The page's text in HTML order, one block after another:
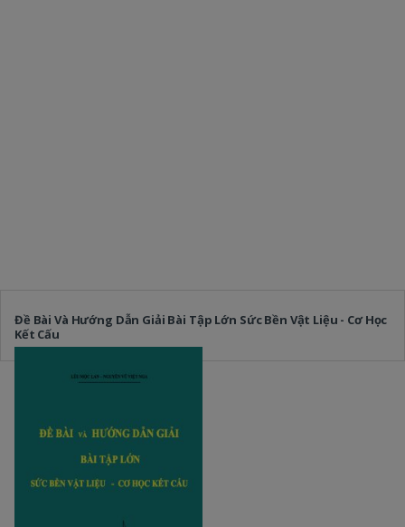
Đề Bài Và Hướng Dẫn Giải Bài Tập Lớn Sức Bền Vật Liệu - Cơ Học
Kết Cấu